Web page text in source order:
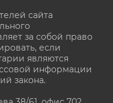
сайта
за собой право
если
являются
информации
закона.